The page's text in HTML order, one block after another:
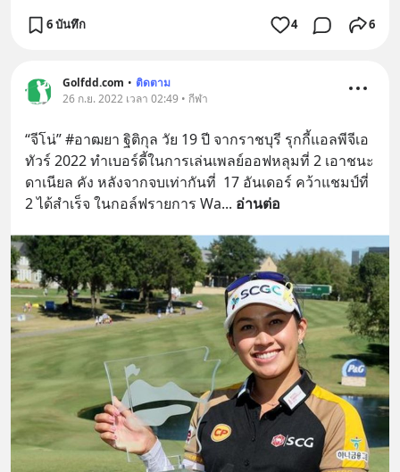
6 บันทึก 4 6
Golfdd.com • ติดตาม
26 ก.ย. 2022 เวลา 02:49 • กีฬา
“จีโน่” #อาฒยา ฐิติกุล วัย 19 ปี จากราชบุรี รุกกี้แอลพีจีเอ
ทัวร์ 2022 ทำเบอร์ดี้ในการเล่นเพลย์ออฟหลุมที่ 2 เอาชนะ
ดาเนียล คัง หลังจากจบเท่ากันที่  17 อันเดอร์ คว้าแชมป์ที่
2 ได้สำเร็จ ในกอล์ฟรายการ Wa... อ่านต่อ